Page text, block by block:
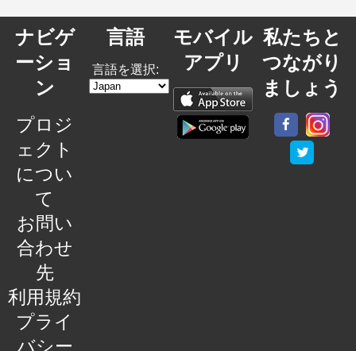
ナビゲ
ーショ
ン
プロジ
ェクト
につい
て
お問い
合わせ
先
利用規約
プライ
バシー
言語
言語を選択:
モバイル
アプリ
私たちと
つながり
ましょう